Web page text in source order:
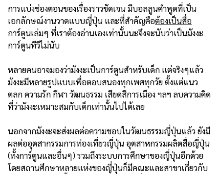
การแบ่งช่องตอนของเรื่องราวชัดเจน มีบอลลูนคำพูดที่เป็น
เอกลักษณ์งานวาดแบบญี่ปุ่น และที่สำคัญคือต้องเป็นสื่อ
การ์ตูนเล่มๆ ที่เราต้องอ่านเองเท่านั้นนะจึงจะนับว่าเป็นมังงะ
การ์ตูนทีวีไม่นับ
หลายคนอาจมองว่ามังงะเป็นการ์ตูนสำหรับเด็ก แต่จริงๆแล้ว
มังงะมีหลายรูปแบบเพื่อตอบสนองทุกเพศทุกวัย ตั้งแต่แนว
ตลก ความรัก กีฬา วัฒนธรรม เสียดสีการเมือง ฯลฯ ลบความคิด
ที่ว่ามังงะเหมาะสมกับเด็กเท่านั้นไปได้เลย
นอกจากมังงะจะส่งผลต่อความชอบในวัฒนธรรมญี่ปุ่นแล้ว ยังมี
ผลต่ออุตสากรรมการท่องเที่ยวญี่ปุ่น อุตสาหกรรมผลิตสื่อญี่ปุ่น
(ทั้งการ์ตูนและอื่นๆ) รวมถึงระบบการศึกษาของญี่ปุ่นอีกด้วย
โดยสถานศึกษาหลายแห่งของญี่ปุ่นก็มีคณะและสาขาเกี่ยวกับ